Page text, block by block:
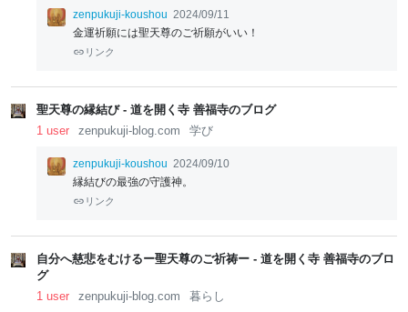
zenpukuji-koushou 2024/09/11
金運祈願には聖天尊のご祈願がいい！
リンク
聖天尊の縁結び - 道を開く寺 善福寺のブログ
1 user
zenpukuji-blog.com 学び
zenpukuji-koushou 2024/09/10
縁結びの最強の守護神。
リンク
自分へ慈悲をむけるー聖天尊のご祈祷ー - 道を開く寺 善福寺のブロ
グ
1 user
zenpukuji-blog.com 暮らし